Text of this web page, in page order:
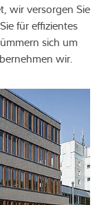
wir versorgen Sie
für effizientes
sich um
wir.